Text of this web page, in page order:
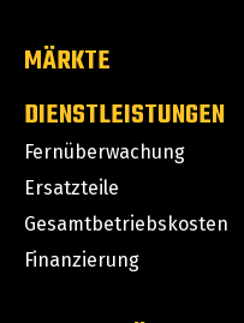
MÄRKTE
DIENSTLEISTUNGEN
Fernüberwachung
Ersatzteile
Gesamtbetriebskosten
Finanzierung